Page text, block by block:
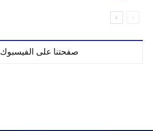
صفحتنا على الفيسبوك